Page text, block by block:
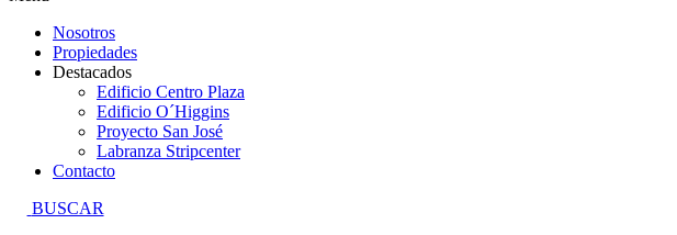
Nosotros
Propiedades
Destacados
Edificio Centro Plaza
Edificio O´Higgins
Proyecto San José
Labranza Stripcenter
Contacto
BUSCAR